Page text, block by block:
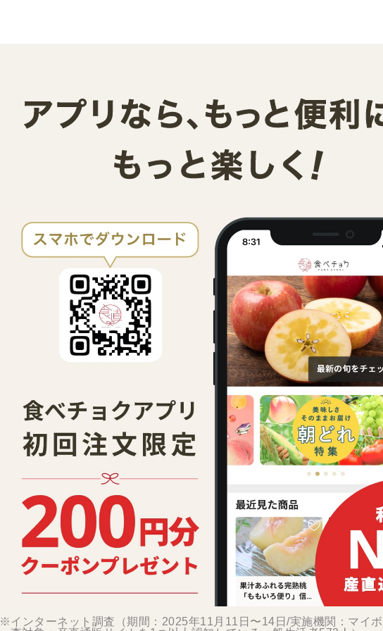
※インターネット調査（期間：2025年11月11日〜14日/実施機関：マイ